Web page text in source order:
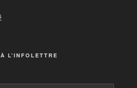
L’INFOLETTRE